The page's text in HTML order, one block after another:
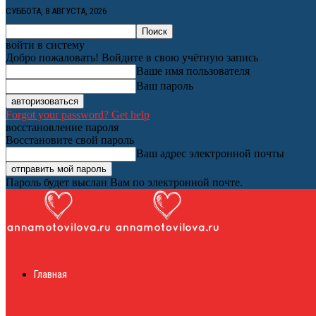
СУББОТА, 8 АВГУСТА, 2026
войти в систему
Добро пожаловать! Войдите в свою учётную запись
Ваше имя пользователя
Ваш пароль
Forgot your password? Get help
восстановление пароля
Восстановите свой пароль
Ваш адрес электронной почты
Пароль будет выслан Вам по электронной почте.
Главная